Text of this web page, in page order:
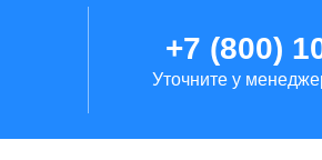
+7 (800)
Уточните у